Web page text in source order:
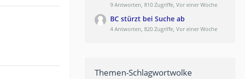
9 Antworten, 810 Zugriffe, Vor einer Woche
BC stürzt bei Suche ab
4 Antworten, 820 Zugriffe, Vor einer Woche
Themen-Schlagwortwolke